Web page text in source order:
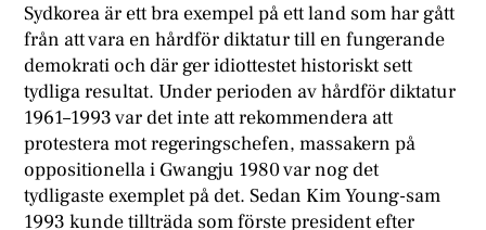
Sydkorea är ett bra exempel på ett land som har gått
från att vara en hårdför diktatur till en fungerande
demokrati och där ger idiottestet historiskt sett
tydliga resultat. Under perioden av hårdför diktatur
1961–1993 var det inte att rekommendera att
protestera mot regeringschefen, massakern på
oppositionella i Gwangju 1980 var nog det
tydligaste exemplet på det. Sedan Kim Young-sam
1993 kunde tillträda som förste president efter